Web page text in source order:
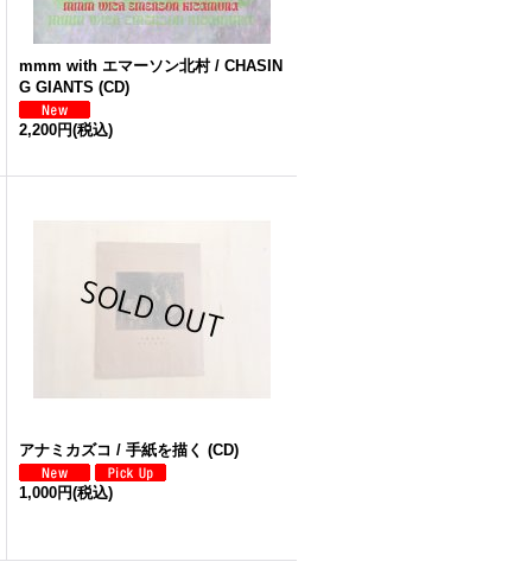
mmm with エマーソン北村 / CHASIN
G GIANTS (CD)
2,200円(税込)
アナミカズコ / 手紙を描く (CD)
1,000円(税込)